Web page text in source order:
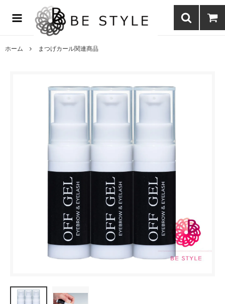
まつげエクステ商材の通販・まつげパーマ・ボディジュエリーなどまつ
げ商材・美容商材の通販｜BE STYLE beauty shop
ホーム まつげカール関連商品